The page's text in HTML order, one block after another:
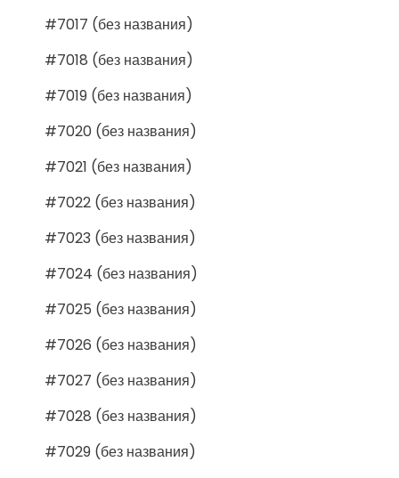
#7017 (без названия)
#7018 (без названия)
#7019 (без названия)
#7020 (без названия)
#7021 (без названия)
#7022 (без названия)
#7023 (без названия)
#7024 (без названия)
#7025 (без названия)
#7026 (без названия)
#7027 (без названия)
#7028 (без названия)
#7029 (без названия)